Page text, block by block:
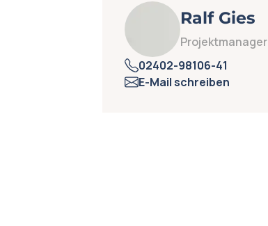
Ralf Gies
Projektmanager
02402-98106-41
E-Mail schreiben